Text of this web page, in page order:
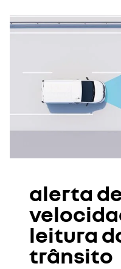
alerta
leitura
trânsito